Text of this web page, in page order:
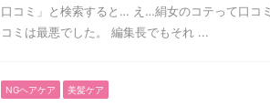
口コミ」と検索すると… え…絹女のコテって口コ
コミは最悪でした。 編集長でもそれ ...
NGヘアケア 美髪ケア